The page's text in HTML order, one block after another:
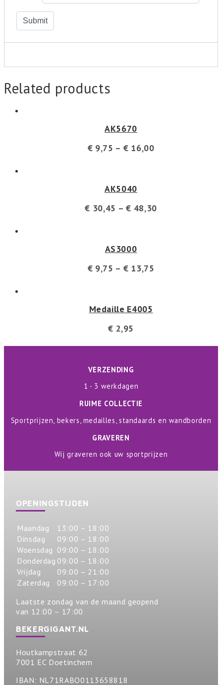
Related products
AK5670
€ 9,75 – € 16,00
AK5040
€ 30,45 – € 48,30
AS3000
€ 9,75 – € 13,75
Medaille E4005
€ 2,95
VERZENDING
1 - 3 werkdagen
RUIME COLLECTIE
Sportprijzen, bekers, medailles, standaards en wandborden
GRAVEREN
Wij graveren ook uw sportprijzen
OPENINGSTIJDEN
Maandag
13:00 – 18:00
Dinsdag
09:00 – 18:00
Woensdag 09:00 – 18:00
Donderdag 09:00 – 18:00
Vrijdag
09:00 – 21:00
Zaterdag
09:00 – 17:00
Laatste zondag van de maand geopend
van 12:00 – 17:00
BEKERGIGANT.NL
Houtkampstraat 62
7001 EC Doetinchem
IBAN: NL71RABO0113658818